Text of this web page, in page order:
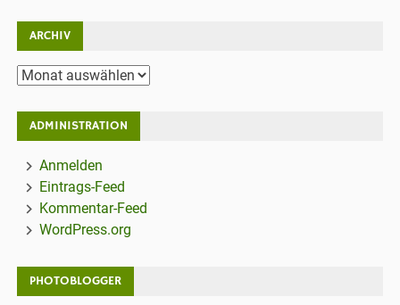
ARCHIV
Archiv
ADMINISTRATION
Anmelden
Eintrags-Feed
Kommentar-Feed
WordPress.org
PHOTOBLOGGER